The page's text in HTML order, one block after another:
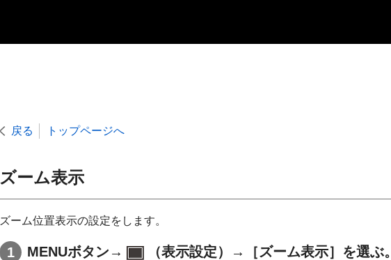
戻る トップページへ
ズーム表示
ズーム位置表示の設定をします。
MENUボタン→ （表示設定）→［ズーム表示］を選ぶ。